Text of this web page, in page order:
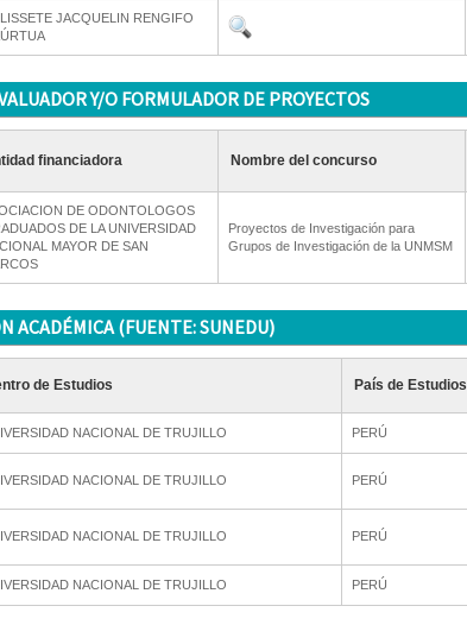
JACQUELIN RENGIFO
Y/O FORMULADOR DE PROYECTOS
financiadora Nombre del concurso
DE ODONTOLOGOS
DE LA UNIVERSIDAD
MAYOR DE SAN
Proyectos de Investigación para
Grupos de Investigación de la UNMSM
ACADÉMICA (FUENTE: SUNEDU)
de Estudios País de Estudios
NACIONAL DE TRUJILLO PERÚ
NACIONAL DE TRUJILLO PERÚ
NACIONAL DE TRUJILLO PERÚ
NACIONAL DE TRUJILLO PERÚ